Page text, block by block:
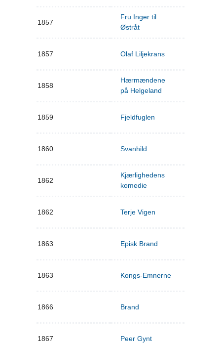
1857
Fru Inger til
Østråt
1857 Olaf Liljekrans
1858
Hærmændene
på Helgeland
1859 Fjeldfuglen
1860 Svanhild
1862
Kjærlighedens
komedie
1862 Terje Vigen
1863 Episk Brand
1863 Kongs-Emnerne
1866 Brand
1867 Peer Gynt